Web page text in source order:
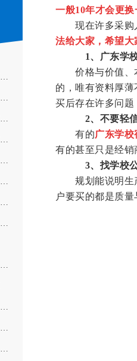
· 茂名公寓床采购指南：广东高华家具有限公司——深茂联动、高效服务粤西市场的公寓床源头厂家
· 学生公寓组合床（上床下桌）都有哪些配置？
· 广州公寓床采购指南：服务广州市北培高级中学等全寄宿制学校的公寓床源头厂家
· 东莞铁床上下床采购指南：广东高华家具有限公司——立足家具之都、专注高性价比的上下铁床源头厂家
· 深圳上下床采购指南：广东高华家具有限公司——深莞同城、专注垂直空间利用的宿舍上下床源头厂家
· 深圳公寓床采购指南：广东高华家具有限公司——深莞同城、服务鹏城的公寓床源头厂家
· 东莞公寓床选购指南：广东高华家具有限公司——深耕东莞、服务全国的公寓床源头厂家
· 出租房公寓床怎么选？高华为您打造舒适生活体验！
· 采购者的省钱助手：大学公寓床批发厂家
· 公寓床铁床厂家无中间商挣差价，省事更省心
· 承重性能弱的双人位公寓床，哪敢用啊！
· 暑假赶货不停歇，广东高华家具有限公司全力保障学校宿舍家具供应
一般10年才会更换
现在许多采购人
法给大家，希望大
1、广东学
价格与价值、本
的，唯有资料厚
买后存在许多问题
2、不要轻
有的广东学
有的甚至只是经销
3、找学校
规划能说明生产
户要买的都是质